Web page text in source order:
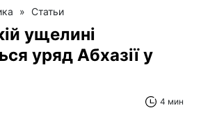
» Статьи
ущелині
уряд Абхазії у
4 мин